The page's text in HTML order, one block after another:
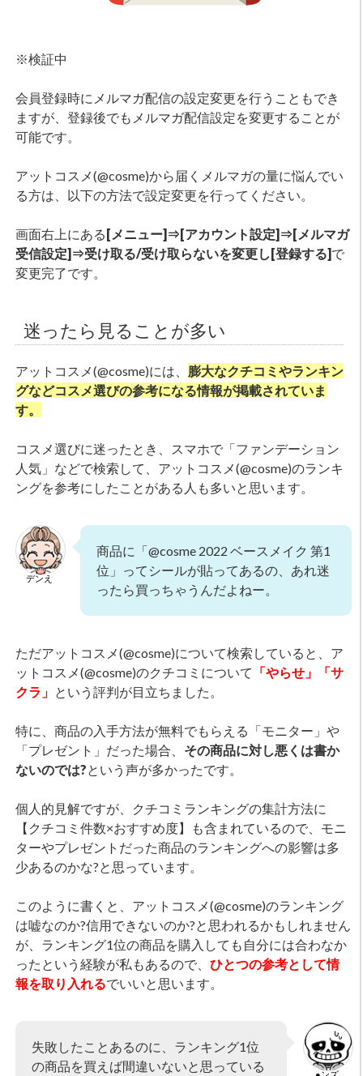
※検証中
会員登録時にメルマガ配信の設定変更を行うこともでき
ますが、登録後でもメルマガ配信設定を変更することが
可能です。
アットコスメ(@cosme)から届くメルマガの量に悩んでい
る方は、以下の方法で設定変更を行ってください。
画面右上にある [メニュー]⇒[アカウント設定]⇒[メルマガ
受信設定]⇒受け取る/受け取らないを変更し[登録する] で
変更完了です。
迷ったら見ることが多い
アットコスメ(@cosme)には、 膨大なクチコミやランキン
グなどコスメ選びの参考になる情報が掲載されていま
す。
コスメ選びに迷ったとき、スマホで「ファンデーション
人気」などで検索して、アットコスメ(@cosme)のランキ
ングを参考にしたことがある人も多いと思います。
デンえ
商品に「@cosme 2022 ベースメイク 第1
位」ってシールが貼ってあるの、あれ迷
ったら買っちゃうんだよねー。
ただアットコスメ(@cosme)について検索していると、ア
ットコスメ(@cosme)のクチコミについて 「やらせ」「サ
クラ」 という評判が目立ちました。
特に、商品の入手方法が無料でもらえる「モニター」や
「プレゼント」だった場合、 その商品に対し悪くは書か
ないのでは?という声が多かったです。
個人的見解ですが、クチコミランキングの集計方法に
【クチコミ件数×おすすめ度】も含まれているので、モニ
ターやプレゼントだった商品のランキングへの影響は多
少あるのかな?と思っています。
このように書くと、アットコスメ(@cosme)のランキング
は嘘なのか?信用できないのか?と思われるかもしれません
が、ランキング1位の商品を購入しても自分には合わなか
ったという経験が私もあるので、 ひとつの参考として情
報を取り入れるでいいと思います。
失敗したことあるのに、ランキング1位
の商品を買えば間違いないと思っている